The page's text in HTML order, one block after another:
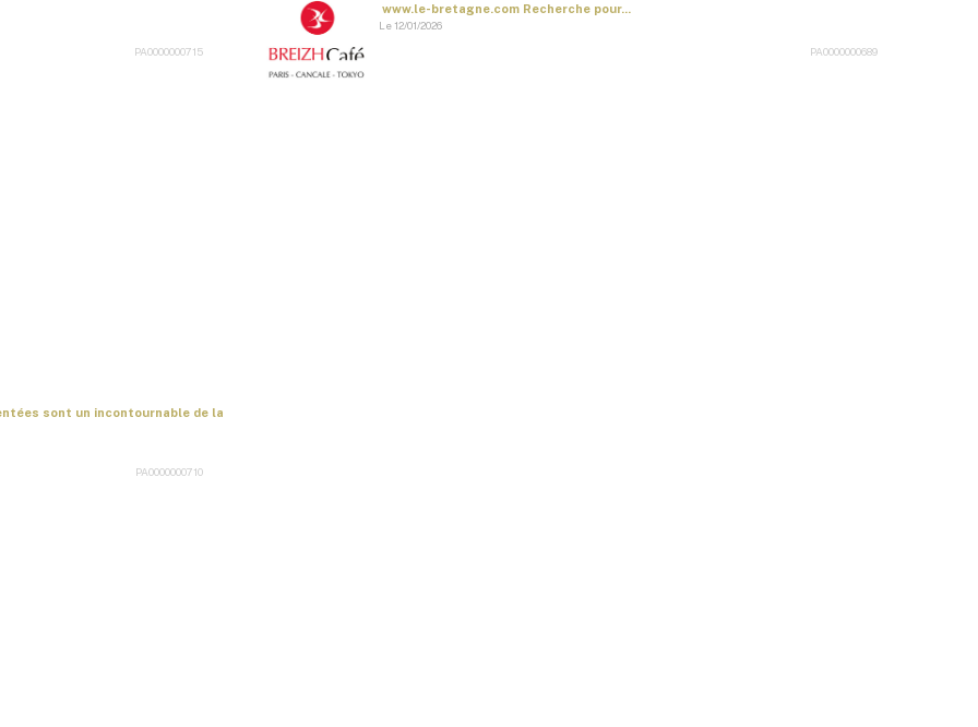
PA0000000715
www.le-bretagne.com Recherche pour...
Le 12/01/2026
PA0000000689
sont un incontournable de la
PA0000000710